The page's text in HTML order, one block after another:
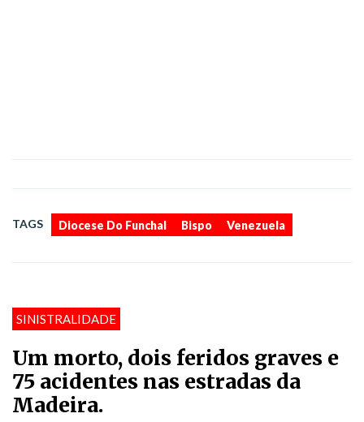
TAGS Diocese Do Funchal Bispo Venezuela
SINISTRALIDADE
Um morto, dois feridos graves e
75 acidentes nas estradas da
Madeira.